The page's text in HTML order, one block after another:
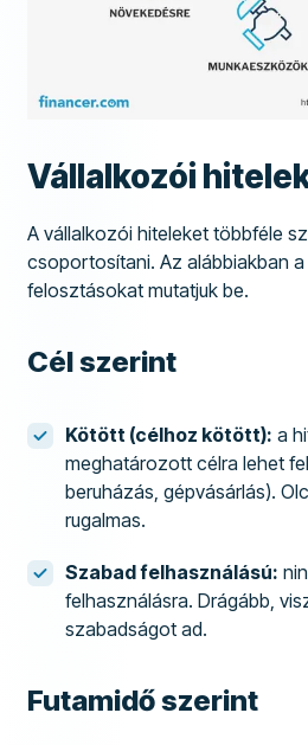
Vállalkozói
A vállalkozói hiteleket többféle
csoportosítani. Az alábbiakban
felosztásokat mutatjuk be.
Cél szerint
Kötött (célhoz kötött): a
meghatározott célra lehet
beruházás, gépvásárlás).
rugalmas.
Szabad felhasználású:
felhasználásra. Drágább,
szabadságot ad.
Futamidő szerint